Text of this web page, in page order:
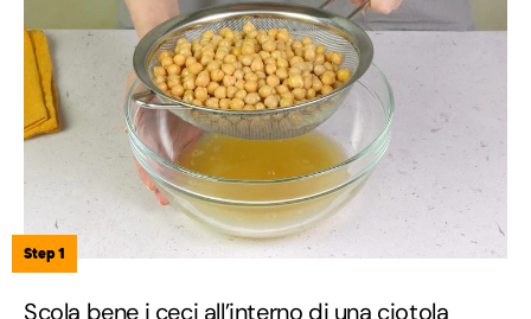
Step 1
Scola bene i ceci all’interno di una ciotola